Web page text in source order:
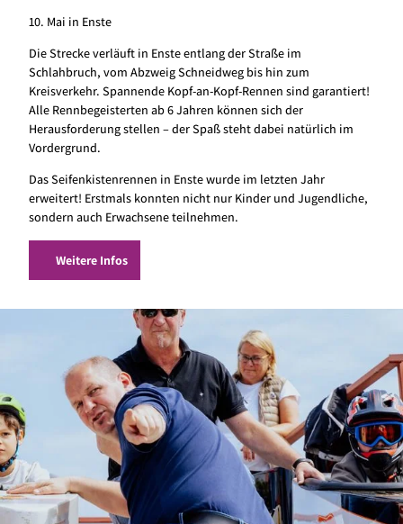
10. Mai in Enste
Die Strecke verläuft in Enste entlang der Straße im
Schlahbruch, vom Abzweig Schneidweg bis hin zum
Kreisverkehr. Spannende Kopf-an-Kopf-Rennen sind garantiert!
Alle Rennbegeisterten ab 6 Jahren können sich der
Herausforderung stellen – der Spaß steht dabei natürlich im
Vordergrund.
Das Seifenkistenrennen in Enste wurde im letzten Jahr
erweitert! Erstmals konnten nicht nur Kinder und Jugendliche,
sondern auch Erwachsene teilnehmen.
Weitere Infos